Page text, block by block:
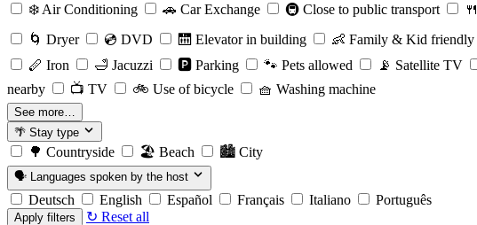
❄️ Air Conditioning 🚗 Car Exchange 🚇 Close to public transport 🍴
🌀 Dryer 💿 DVD 🛗 Elevator in building 👶 Family & Kid friendly
🪈 Iron 🛁 Jacuzzi 🅿️ Parking 🐾 Pets allowed 📡 Satellite TV
nearby
📺 TV 🚲 Use of bicycle 🧺 Washing machine
See more…
🌴 Stay type
🌳 Countryside 🏖️ Beach 🏙️ City
🗣️ Languages spoken by the host
Deutsch English Español Français Italiano Português
Apply filters
↻ Reset all